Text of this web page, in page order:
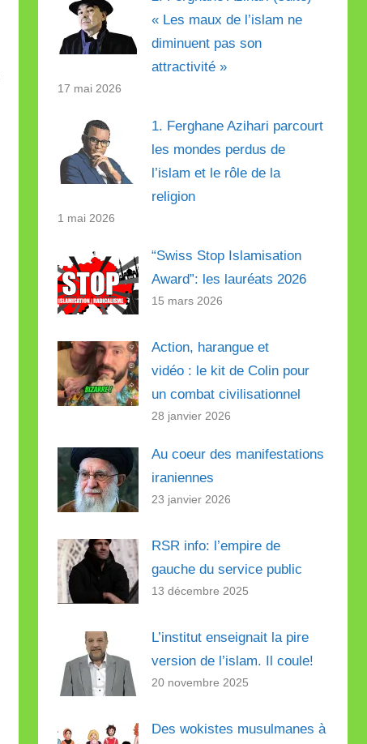
« Les maux de l’islam ne
diminuent pas son
attractivité »
17 mai 2026
1. Ferghane Azihari parcourt
les mondes perdus de
l’islam et le rôle de la
religion
1 mai 2026
“Swiss Stop Islamisation
Award”: les lauréats 2026
15 mars 2026
Action, harangue et
vidéo : le kit de Colin pour
un combat civilisationnel
28 janvier 2026
Au coeur des manifestations
iraniennes
23 janvier 2026
RSR info: l’empire de
gauche du service public
13 décembre 2025
L’institut enseignait la pire
version de l’islam. Il coule!
20 novembre 2025
Des wokistes musulmanes à